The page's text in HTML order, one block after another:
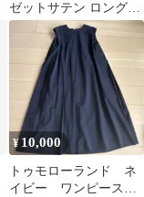
ゼットサテン ロングキ
ャミソールワンピース
ネイビー
¥ 10,000
トゥモローランド ネ
イビー ワンピース